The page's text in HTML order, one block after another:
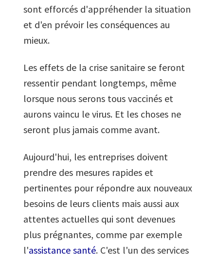
sont efforcés d'appréhender la situation
et d'en prévoir les conséquences au
mieux.
Les effets de la crise sanitaire se feront
ressentir pendant longtemps, même
lorsque nous serons tous vaccinés et
aurons vaincu le virus. Et les choses ne
seront plus jamais comme avant.
Aujourd'hui, les entreprises doivent
prendre des mesures rapides et
pertinentes pour répondre aux nouveaux
besoins de leurs clients mais aussi aux
attentes actuelles qui sont devenues
plus prégnantes, comme par exemple
l'assistance santé. C'est l'un des services